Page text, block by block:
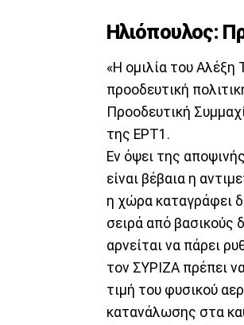
Ηλιόπουλος:
«Η ομιλία του Αλέξη
προοδευτική
Προοδευτική
της ΕΡΤ1.
Εν όψει της
είναι βέβαια η
η χώρα καταγράφει
σειρά από βασικούς
αρνείται να πάρει
τον ΣΥΡΙΖΑ πρέπει
τιμή του φυσικού
κατανάλωσης στα